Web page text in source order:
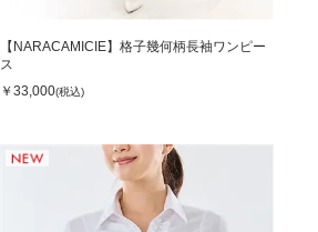
【NARACAMICIE】格子幾何柄長袖ワンピー
ス
￥33,000(税込)